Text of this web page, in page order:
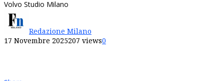
Volvo Studio Milano
Redazione Milano
17 Novembre 2025207 views0